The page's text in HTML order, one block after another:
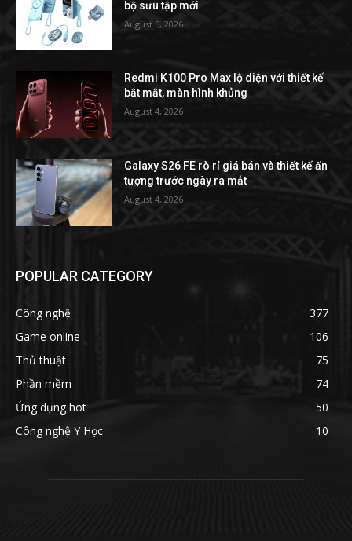
bộ sưu tập mới
August 5, 2026
Redmi K100 Pro Max lộ diện với thiết kế
bắt mắt, màn hình khủng
August 4, 2026
Galaxy S26 FE rò rỉ giá bán và thiết kế ấn
tượng trước ngày ra mắt
August 4, 2026
POPULAR CATEGORY
Công nghệ
377
Game online
106
Thủ thuật
75
Phần mềm
74
Ứng dụng hot
50
Công nghệ Y Học
10